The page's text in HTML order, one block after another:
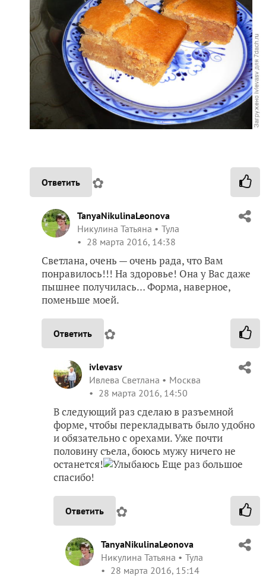
Ответить ✿
TanyaNikulinaLeonova
Никулина Татьяна
Тула
28 марта 2016, 14:38
Светлана, очень — очень рада, что Вам
понравилось!!! На здоровье! Она у Вас даже
пышнее получилась… Форма, наверное,
поменьше моей.
Ответить ✿
ivlevasv
Ивлева Светлана
Москва
28 марта 2016, 14:50
В следующий раз сделаю в разъемной
форме, чтобы перекладывать было удобно
и обязательно с орехами. Уже почти
половину съела, боюсь мужу ничего не
останется!
Еще раз большое
спасибо!
Ответить ✿
TanyaNikulinaLeonova
Никулина Татьяна
Тула
28 марта 2016, 15:14